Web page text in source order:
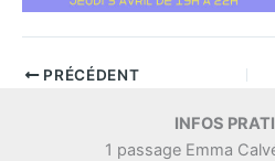
PRÉCÉDENT
INFOS
1 passage Emma